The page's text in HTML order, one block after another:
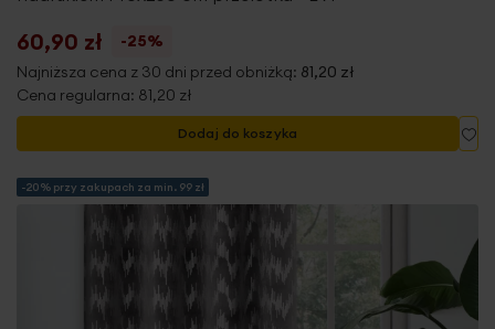
60,90 zł
-25%
Najniższa cena z 30 dni przed obniżką: 81,20 zł
Cena regularna: 81,20 zł
Dodaj do koszyka
-20% przy zakupach za min. 99 zł